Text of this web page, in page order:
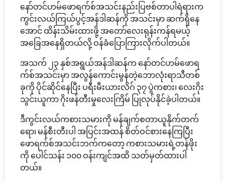
နော်တင်ဟမ်ဖောရက်စ်အသင်းနည်းပြဗစ်တာပါရဲရားက
ကွင်းလယ်ကြယ်ပွင့်အန်ဒါဆန်ကို အသင်းမှာ ဆက်ရှိနေ
အောင် ထိန်းသိမ်းထားဖို့ အတော်လေးရုန်းကန်ရမယ့်
အခြေအနေရှိတယ်လို့ ဝန်ခံပြောကြားလိုက်ပါတယ်။
အသက် ၂၃ နှစ်အရွယ်အန်ဒါဆန်က နော်တင်ဟမ်ဖောရ
က်စ်အသင်းမှာ အလွန်ကောင်းမွန်တဲ့ဘောလုံးရာသီတစ်
ခုကို ပိုင်ဆိုင်နေပြီး ပရီးမီးယားလိဂ် ၃၇ ပွဲကစား၊ လေးဂိုး
သွင်းယူကာ ဂိုးဖန်တီးမှုလေးကြိမ် ပြုလုပ်နိုင်ခဲ့ပါတယ်။
ဒီကွင်းလယ်ကစားသမားကို မန်ချက်စတာယူနိုက်တက်
ရော၊ မန်စီးတီးပါ အပြင်းအထန် စိတ်ဝင်စားနေကြပြီး
ဖောရက်စ်အသင်းဘက်ကတော့ ကစားသမားရဲ့တန်ဖိုး
ကို ပေါင်သန်း ၁၀၀ ဝန်းကျင်အထိ သတ်မှတ်ထားပါ
တယ်။